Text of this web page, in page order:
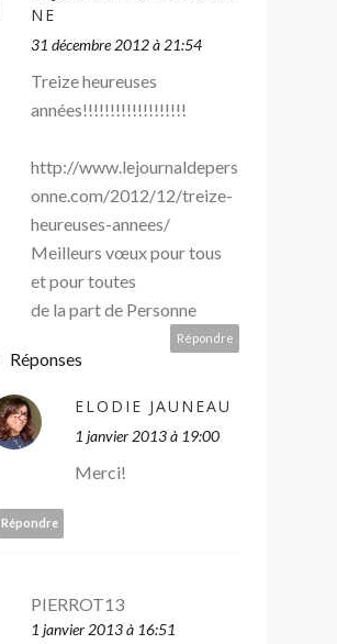
NE
31 décembre 2012 à 21:54
Treize heureuses
années!!!!!!!!!!!!!!!!!!!
http://www.lejournaldepers
onne.com/2012/12/treize-
heureuses-annees/
Meilleurs vœux pour tous
et pour toutes
de la part de Personne
Répondre
Réponses
ELODIE JAUNEAU
1 janvier 2013 à 19:00
Merci!
Répondre
PIERROT13
1 janvier 2013 à 16:51